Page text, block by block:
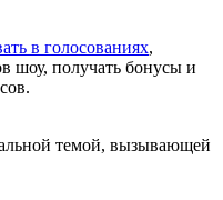
в голосованиях,
шоу, получать бонусы и
темой, вызывающей